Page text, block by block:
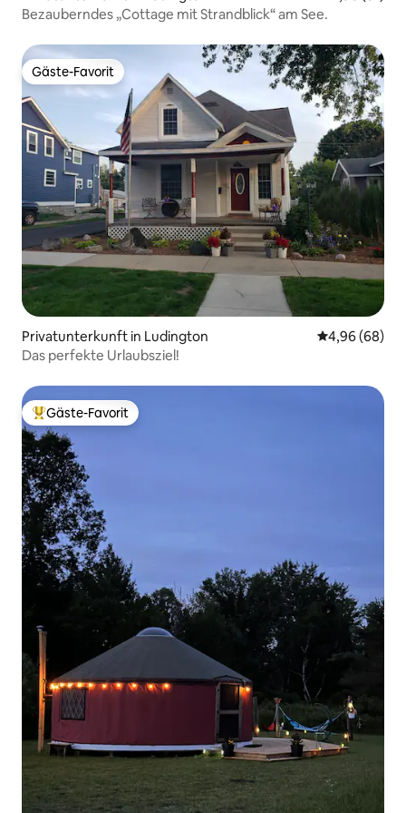
Bezauberndes „Cottage mit Strandblick“ am See.
Gäste-Favorit
Gäste-Favorit
Privatunterkunft in Ludington
4,96 (68)
Das perfekte Urlaubsziel!
Beliebter Gäste-Favorit.
Gäste-Favorit